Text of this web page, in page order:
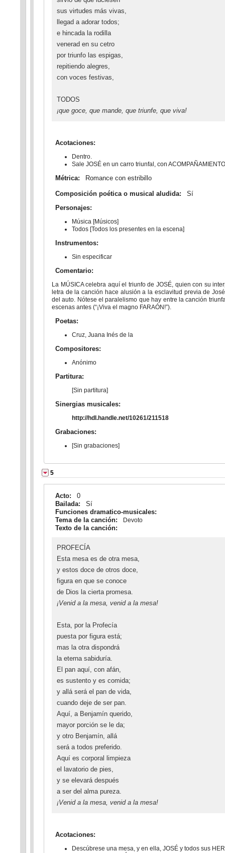
sus virtudes más vivas,
llegad a adorar todos;
e hincada la rodilla
venerad en su cetro
por triunfo las espigas,
repitiendo alegres,
con voces festivas,
TODOS
¡que goce, que mande, que triunfe, que viva!
Acotaciones:
Dentro.
Sale JOSÉ en un carro triunfal, con
Métrica: Romance con estribillo
Composición poética o musical aludida:
Sí
Personajes:
Música [Músicos]
Todos [Todos los presentes en la escena]
Instrumentos:
Sin especificar
Comentario:
La MÚSICA celebra aquí el triunfo de JOSÉ, quien con su
letra de la canción hace alusión a la esclavitud previa de
del auto. Nótese el paralelismo que hay entre la canción
escenas antes (“¡Viva el magno FARAÓN!”).
Poetas:
Cruz, Juana Inés de la
Compositores:
Anónimo
Partitura:
[Sin partitura]
Sinergias musicales:
http://hdl.handle.net/10261/211518
Grabaciones:
[Sin grabaciones]
5
Acto:
0
Bailada:
Sí
Funciones dramatico-musicales:
Tema de la canción:
Devoto
Texto de la canción:
PROFECÍA
Esta mesa es de otra mesa,
y estos doce de otros doce,
figura en que se conoce
de Dios la cierta promesa.
¡Venid a la mesa, venid a la mesa!
Esta, por la Profecía
puesta por figura está;
mas la otra dispondrá
la eterna sabiduría.
El pan aquí, con afán,
es sustento y es comida;
y allá será el pan de vida,
cuando deje de ser pan.
Aquí, a Benjamín querido,
mayor porción se le da;
y otro Benjamín, allá
será a todos preferido.
Aquí es corporal limpieza
el lavatorio de pies,
y se elevará después
a ser del alma pureza.
¡Venid a la mesa, venid a la mesa!
Acotaciones:
Descúbrese una mesa, y en ella, JOSÉ y todos sus